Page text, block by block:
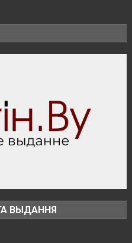
районе
лидеров
жатвы
ВЫДАННЯ